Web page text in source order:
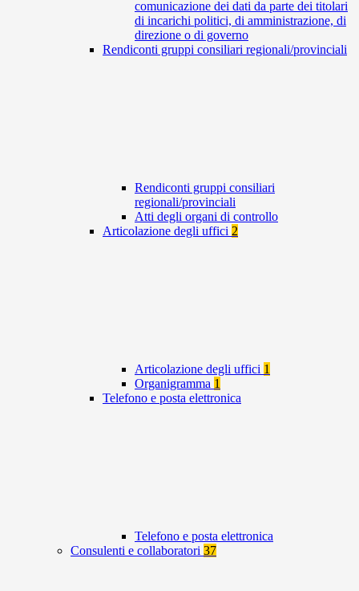
comunicazione dei dati da parte dei titolari
di incarichi politici, di amministrazione, di
direzione o di governo
Rendiconti gruppi consiliari regionali/provinciali
Rendiconti gruppi consiliari
regionali/provinciali
Atti degli organi di controllo
Articolazione degli uffici 2
Articolazione degli uffici 1
Organigramma 1
Telefono e posta elettronica
Telefono e posta elettronica
Consulenti e collaboratori 37